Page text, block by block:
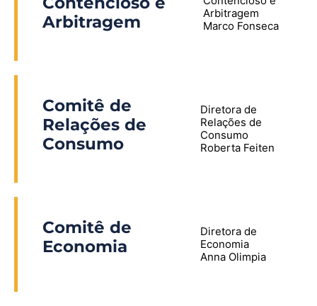
Arbitragem
Arbitragem
Marco Fonseca
Comitê de
Relações de
Consumo
Diretora de
Relações de
Consumo
Roberta Feiten
Comitê de
Economia
Diretora de
Economia
Anna Olimpia